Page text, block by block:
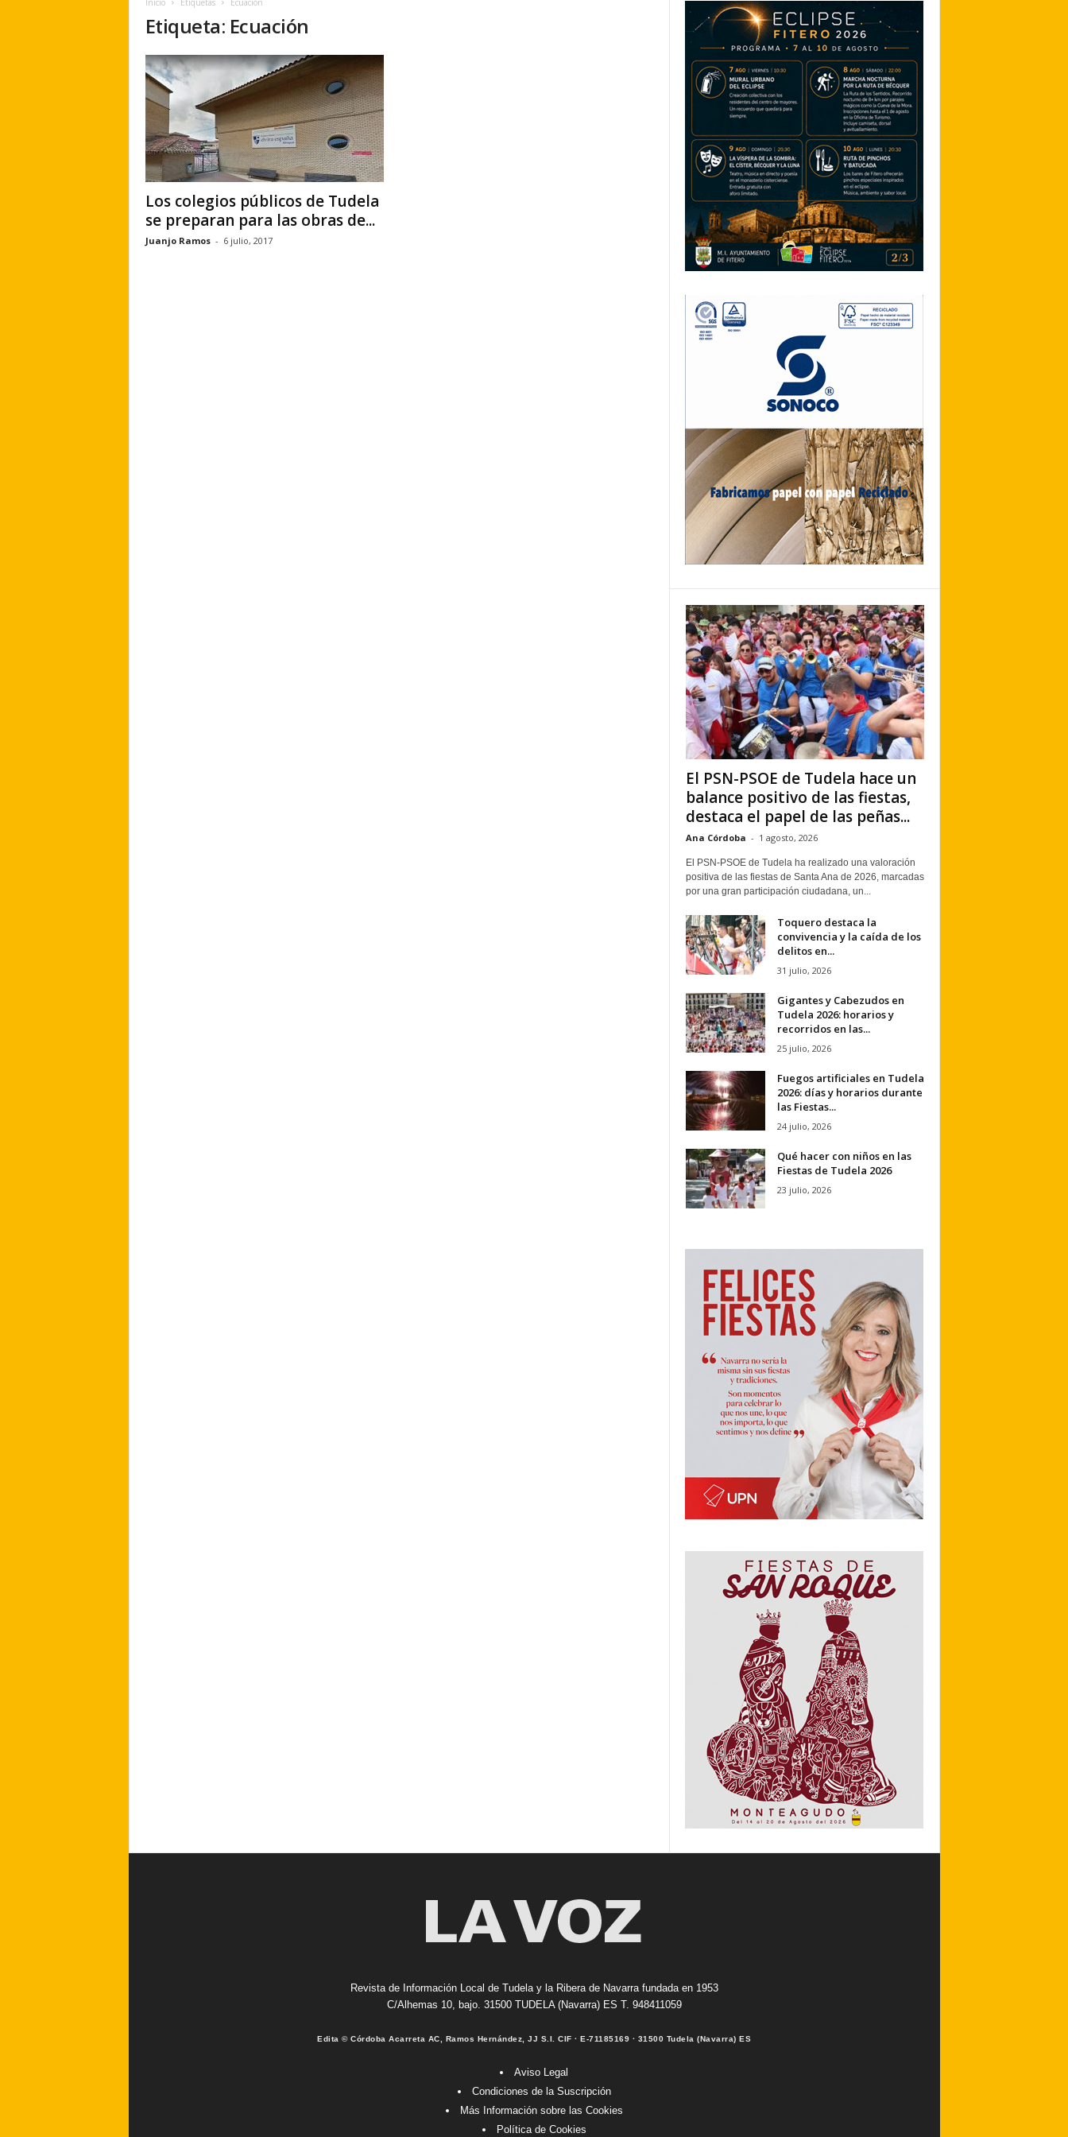
Inicio Etiquetas Ecuación
Etiqueta: Ecuación
Los colegios públicos de Tudela
se preparan para las obras de...
Juanjo Ramos - 6 julio, 2017
El PSN-PSOE de Tudela hace un
balance positivo de las fiestas,
destaca el papel de las peñas...
Ana Córdoba - 1 agosto, 2026
El PSN-PSOE de Tudela ha realizado una valoración
positiva de las fiestas de Santa Ana de 2026, marcadas
por una gran participación ciudadana, un...
Toquero destaca la
convivencia y la caída de los
delitos en...
31 julio, 2026
Gigantes y Cabezudos en
Tudela 2026: horarios y
recorridos en las...
25 julio, 2026
Fuegos artificiales en Tudela
2026: días y horarios durante
las Fiestas...
24 julio, 2026
Qué hacer con niños en las
Fiestas de Tudela 2026
23 julio, 2026
Revista de Información Local de Tudela y la Ribera de Navarra fundada en 1953
C/Alhemas 10, bajo. 31500 TUDELA (Navarra) ES T. 948411059
Edita © Córdoba Acarreta AC, Ramos Hernández, JJ S.I. CIF · E-71185169 · 31500 Tudela (Navarra) ES
Aviso Legal
Condiciones de la Suscripción
Más Información sobre las Cookies
Política de Cookies